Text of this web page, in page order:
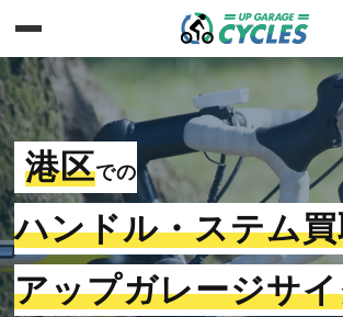
港区での
ハンドル・ステム
アップガレージサ